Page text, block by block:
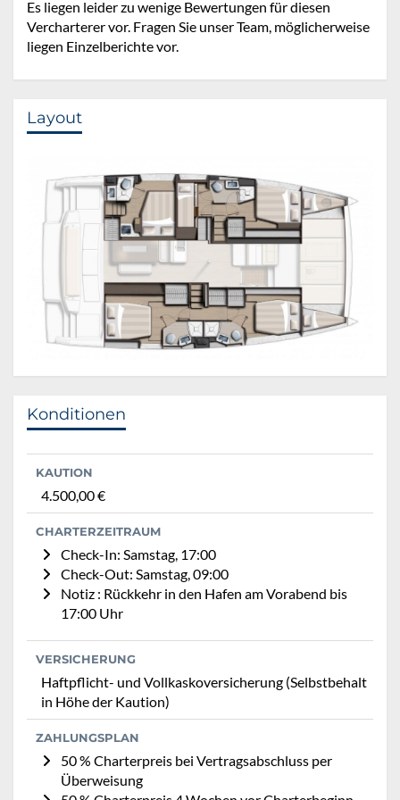
Es liegen leider zu wenige Bewertungen für diesen
Vercharterer vor. Fragen Sie unser Team, möglicherweise
liegen Einzelberichte vor.
Layout
Konditionen
KAUTION
4.500,00 €
CHARTERZEITRAUM
Check-In: Samstag, 17:00
Check-Out: Samstag, 09:00
Notiz : Rückkehr in den Hafen am Vorabend bis
17:00 Uhr
VERSICHERUNG
Haftpflicht- und Vollkaskoversicherung (Selbstbehalt
in Höhe der Kaution)
ZAHLUNGSPLAN
50 % Charterpreis bei Vertragsabschluss per
Überweisung